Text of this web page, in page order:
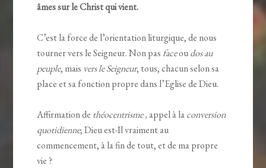
âmes sur le Christ qui vient.
C’est la force de l’orientation liturgique, de nous
tourner vers le Seigneur. Non pasfaceoudos au
peuple, mais vers le Seigneur, tous, chacun selon sa
place et sa fonction propre dans l’Eglise de Dieu.
Affirmation de théocentrisme ,appel à laconversion
quotidienne; Dieu est-Il vraiment au
commencement, à la fin de tout, et de ma propre
vie ?